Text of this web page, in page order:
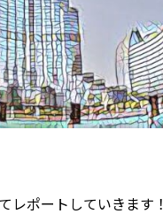
レポートしていきます！